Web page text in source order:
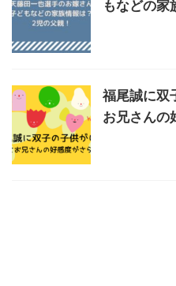
もなどの家
福尾誠に双
お兄さんの